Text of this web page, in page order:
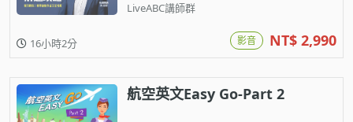
LiveABC講師群
16小時2分 影音 NT$ 2,990
航空英文Easy Go-Part 2